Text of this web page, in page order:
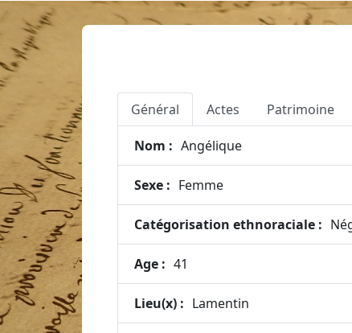
Général Actes Patrimoine
Nom : Angélique
Sexe : Femme
Catégorisation ethnoraciale :
Age : 41
Lieu(x) : Lamentin